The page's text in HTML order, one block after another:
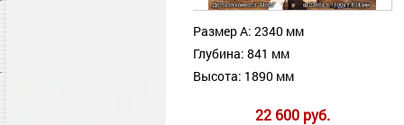
Размер А: 2340 мм
Глубина: 841 мм
Высота: 1890 мм
22 600 руб.